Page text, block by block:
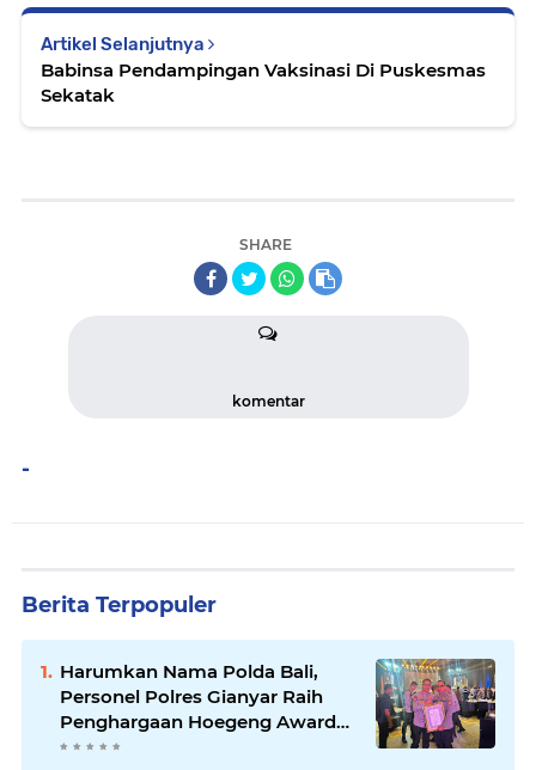
Artikel Selanjutnya
Babinsa Pendampingan Vaksinasi Di Puskesmas
Sekatak
SHARE
komentar
-
Berita Terpopuler
Harumkan Nama Polda Bali,
Personel Polres Gianyar Raih
Penghargaan Hoegeng Awards
2026